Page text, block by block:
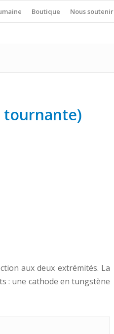
Boutique Nous soutenir
tournante)
aux deux extrémités. La
: une cathode en tungstène